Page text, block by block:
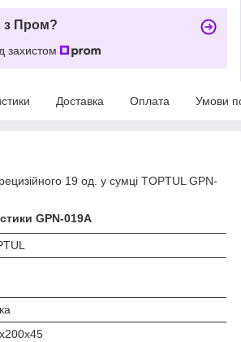
з Пром?
захистом
Доставка Оплата Умови
19 од. у сумці TOPTUL GPN-
GPN-019A